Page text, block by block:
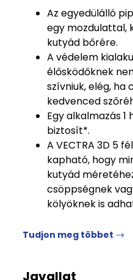
Az egyedülálló
egy mozdulattal,
kutyád bőrére.
A védelem
élősködőknek
szívniuk, elég, ha
kedvenced
Egy alkalmazás
biztosít*.
A VECTRA 3D 5
kapható, hogy
kutyád
csöppségnek
kölyöknek is
Tudjon meg többet
Javallat